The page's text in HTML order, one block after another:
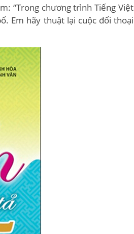
“Trong chương trình Tiếng Việt
Em hãy thuật lại cuộc đối thoại